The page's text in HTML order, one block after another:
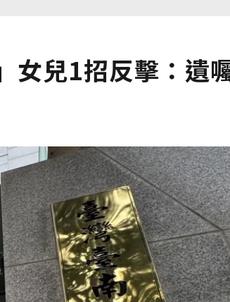
女兒1招反擊：遺